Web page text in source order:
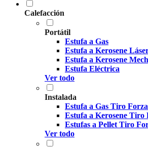
Calefacción
Portátil
Estufa a Gas
Estufa a Kerosene
Estufa a Kerosene
Estufa Eléctrica
Ver todo
Instalada
Estufa a Gas Tiro
Estufa a Kerosene Tiro
Estufas a Pellet Tiro
Ver todo